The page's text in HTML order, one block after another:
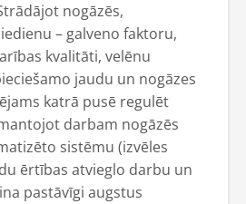
nogāzēs,
– galveno faktoru,
kvalitāti, velēnu
jaudu un nogāzes
katrā pusē regulēt
darbam nogāzēs
sistēmu (izvēles
ērtības atvieglo darbu un
pastāvīgi augstus